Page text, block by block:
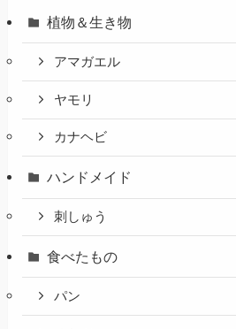
植物＆生き物
アマガエル
ヤモリ
カナヘビ
ハンドメイド
刺しゅう
食べたもの
パン